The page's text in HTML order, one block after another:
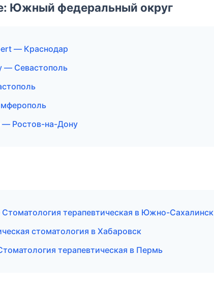
Южный федеральный округ
— Краснодар
— Севастополь
— Ростов-на-Дону
терапевтическая в Южно-Сахалинск
стоматология в Хабаровск
терапевтическая в Пермь